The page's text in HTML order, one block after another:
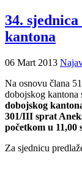
34.
kantona
06 Mart 2013
Na osnovu člana
dobojskog kantona
dobojskog
301/III sprat
početkom u 11,00
Za sjednicu